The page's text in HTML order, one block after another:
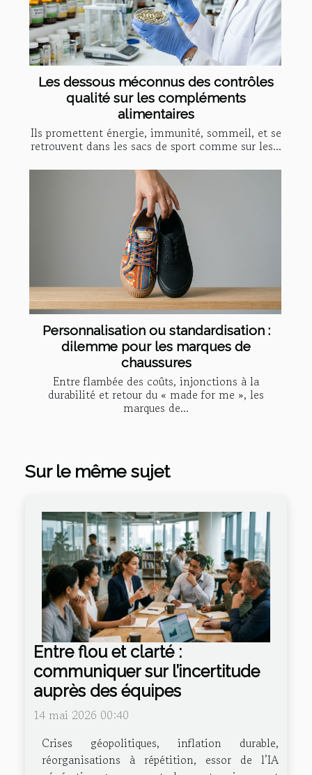
Les dessous méconnus des contrôles
qualité sur les compléments
alimentaires
Ils promettent énergie, immunité, sommeil, et se
retrouvent dans les sacs de sport comme sur les...
Personnalisation ou standardisation :
dilemme pour les marques de
chaussures
Entre flambée des coûts, injonctions à la
durabilité et retour du « made for me », les
marques de...
Sur le même sujet
Entre flou et clarté :
communiquer sur l’incertitude
auprès des équipes
14 mai 2026 00:40
Crises géopolitiques, inflation durable,
réorganisations à répétition, essor de l’IA